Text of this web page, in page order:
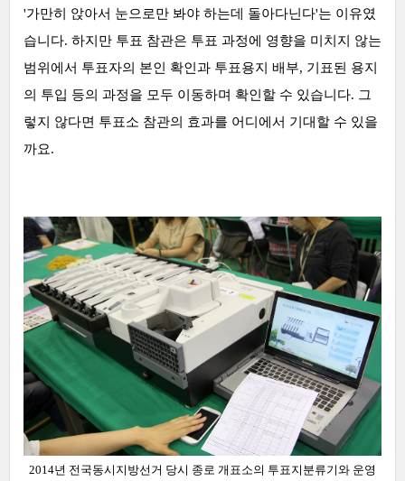
'가만히 앉아서 눈으로만 봐야 하는데 돌아다닌다'는 이유였
습니다. 하지만 투표 참관은 투표 과정에 영향을 미치지 않는
범위에서 투표자의 본인 확인과 투표용지 배부, 기표된 용지
의 투입 등의 과정을 모두 이동하며 확인할 수 있습니다. 그
렇지 않다면 투표소 참관의 효과를 어디에서 기대할 수 있을
까요.
2014년 전국동시지방선거 당시 종로 개표소의 투표지분류기와 운영